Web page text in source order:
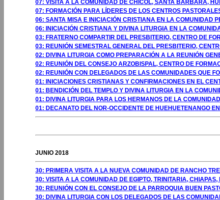
07: VISITA A LA COMUNIDAD DE CHICOL, SANTA BÁRBARA,
07: FORMACIÓN PARA LÍDERES DE LOS CENTROS
06: SANTA MISA E INICIACIÓN CRISTIANA EN LA COMUNIDAD
06: INICIACIÓN CRISTIANA Y DIVINA LITURGIA EN LA
03: FRATERNO COMPARTIR DEL PRESBITERIO, CENTRO DE
03: REUNIÓN SEMESTRAL GENERAL DEL PRESBITERIO,
02: DIVINA LITURGIA COMO PREPARACIÓN A LA REUNIÓN
02: REUNIÓN DEL CONSEJO ARZOBISPAL, CENTRO DE
02: REUNIÓN CON DELEGADOS DE LAS COMUNIDADES QUE
01: INICIACIONES CRISTIANAS Y CONFIRMACIONES EN EL
01: BENDICIÓN DEL TEMPLO Y DIVINA LITURGIA EN LA
01: DIVINA LITURGIA PARA LOS HERMANOS DE LA
01: DECANATO DEL NOR-OCCIDENTE DE HUEHUETENANGO
JUNIO 2018
30: PRIMERA VISITA A LA NUEVA COMUNIDAD DE RANCHO
30: VISITA A LA COMUNIDAD DE EGIPTO, TRINITARIA, CHIAPAS,
30: REUNIÓN CON EL CONSEJO DE LA PARROQUIA BUEN
30: DIVINA LITURGIA CON LOS DELEGADOS DE LAS